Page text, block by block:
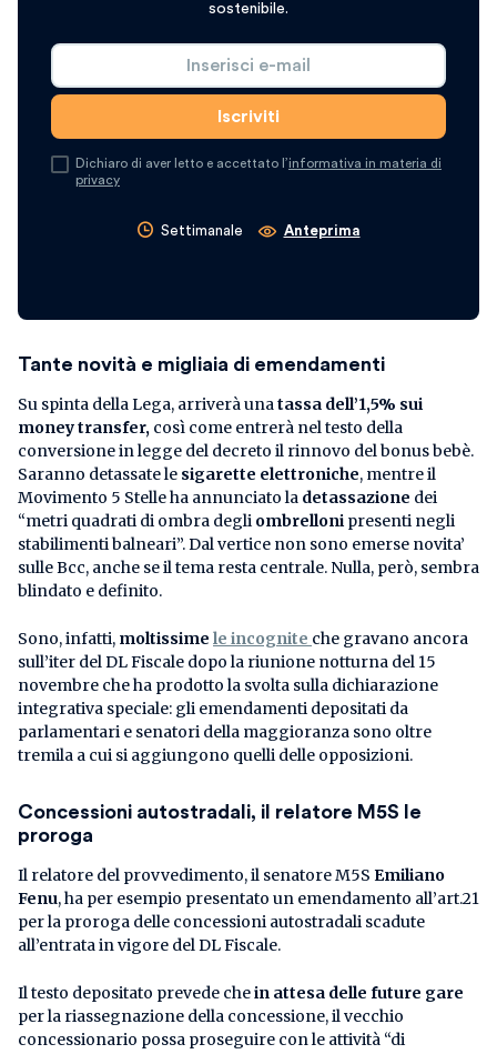
sostenibile.
Dichiaro di aver letto e accettato l’informativa in materia di
privacy
Settimanale Anteprima
Tante novità e migliaia di emendamenti
Su spinta della Lega, arriverà unatassa dell’1,5% sui
money transfer, così come entrerà nel testo della
conversione in legge del decreto il rinnovo del bonus bebè.
Saranno detassate le sigarette elettroniche, mentre il
Movimento 5 Stelle ha annunciato la detassazione dei
“metri quadrati di ombra degli ombrelloni presenti negli
stabilimenti balneari”. Dal vertice non sono emerse novita’
sulle Bcc, anche se il tema resta centrale. Nulla, però, sembra
blindato e definito.
Sono, infatti, moltissime le incognite che gravano ancora
sull’iter del DL Fiscale dopo la riunione notturna del 15
novembre che ha prodotto la svolta sulla dichiarazione
integrativa speciale: gli emendamenti depositati da
parlamentari e senatori della maggioranza sono oltre
tremila a cui si aggiungono quelli delle opposizioni.
Concessioni autostradali, il relatore M5S le
proroga
Il relatore del provvedimento, il senatore M5S Emiliano
Fenu, ha per esempio presentato un emendamento all’art.21
per la proroga delle concessioni autostradali scadute
all’entrata in vigore del DL Fiscale.
Il testo depositato prevede chein attesa delle future gare
per la riassegnazione della concessione, il vecchio
concessionario possa proseguire con le attività “di